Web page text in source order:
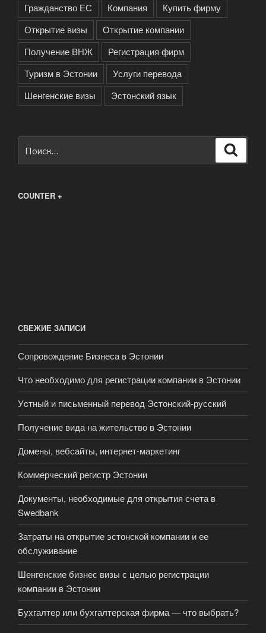
Гражданство ЕС
Компания
Купить фирму
Открытие визы
Открытие компании
Получение ВНЖ
Регистрация фирм
Туризм в Эстонии
Услуги перевода
Шенгенские визы
Эстонский язык
COUNTER +
СВЕЖИЕ ЗАПИСИ
Сопровождение Бизнеса в Эстонии
Что необходимо для регистрации компании в Эстонии
Уcтный и письменный перевод Эстонский-русский
Получение вида на жительство в Эстонии
Домены, вебсайты, интернет-маркетинг
Коммерческий регистр Эстонии
Документы, необходимые для открытия счета в
Swedbank
Затраты на открытие эстонской компании и ее
обслуживание
Шенгенские бизнес визы с целью регистрации
компании в Эстонии
Бухгалтер или бухгалтерская фирма — что выбрать?